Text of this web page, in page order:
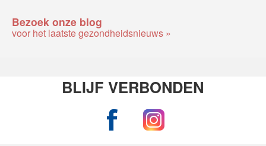
Bezoek onze blog
voor het laatste gezondheidsnieuws »
BLIJF VERBONDEN